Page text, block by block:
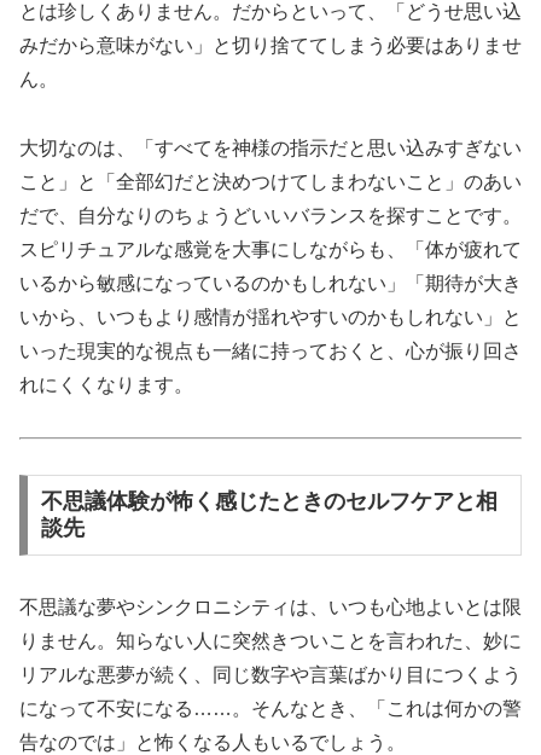
とは珍しくありません。だからといって、「どうせ思い込
みだから意味がない」と切り捨ててしまう必要はありませ
ん。
大切なのは、「すべてを神様の指示だと思い込みすぎない
こと」と「全部幻だと決めつけてしまわないこと」のあい
だで、自分なりのちょうどいいバランスを探すことです。
スピリチュアルな感覚を大事にしながらも、「体が疲れて
いるから敏感になっているのかもしれない」「期待が大き
いから、いつもより感情が揺れやすいのかもしれない」と
いった現実的な視点も一緒に持っておくと、心が振り回さ
れにくくなります。
不思議体験が怖く感じたときのセルフケアと相
談先
不思議な夢やシンクロニシティは、いつも心地よいとは限
りません。知らない人に突然きついことを言われた、妙に
リアルな悪夢が続く、同じ数字や言葉ばかり目につくよう
になって不安になる……。そんなとき、「これは何かの警
告なのでは」と怖くなる人もいるでしょう。